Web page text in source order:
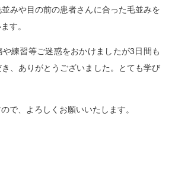
みや目の前の患者さんに合った毛並みを
す。
練習等ご迷惑をおかけましたが3日間も
、ありがとうございました。とても学び
で、よろしくお願いいたします。